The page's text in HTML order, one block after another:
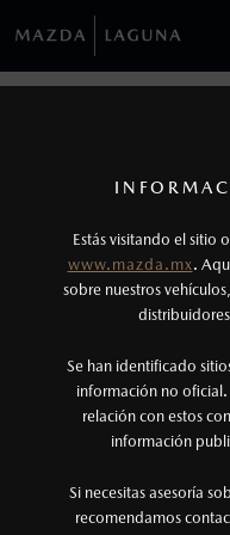
Estás visitando el sitio
www.mazda.mx.
sobre nuestros
Se han identificado
información no
relación con estos
información
Si necesitas asesoría
recomendamos
INFORMACIÓN DE
NOSOTROS
SERVICIOS
$301,900 1
SERVICIO EXPRESS
CITA
Los precios y
fabricante, en
Mexicanos,
pueden
tenencias,
derecho de
precios de sus
consumidor.
Todas las imágenes